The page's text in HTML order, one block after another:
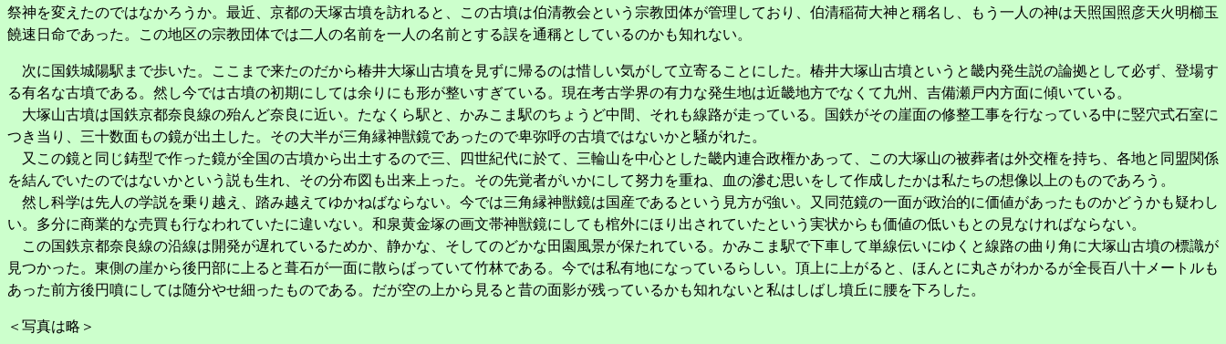
祭神を変えたのではなかろうか。最近、京都の天塚古墳を訪れると、この古墳は伯清教会という宗教団体が管理しており、伯清稲荷大神と稱名し、もう一人の神は天照国照彦天火明櫛玉
饒速日命であった。この地区の宗教団体では二人の名前を一人の名前とする誤を通稱としているのかも知れない。
次に国鉄城陽駅まで歩いた。ここまで来たのだから椿井大塚山古墳を見ずに帰るのは惜しい気がして立寄ることにした。椿井大塚山古墳というと畿内発生説の論拠として必ず、登場す
る有名な古墳である。然し今では古墳の初期にしては余りにも形が整いすぎている。現在考古学界の有力な発生地は近畿地方でなくて九州、吉備瀬戸内方面に傾いている。
大塚山古墳は国鉄京都奈良線の殆んど奈良に近い。たなくら駅と、かみこま駅のちょうど中間、それも線路が走っている。国鉄がその崖面の修整工事を行なっている中に竪穴式石室に
つき当り、三十数面もの鏡が出土した。その大半が三角縁神獣鏡であったので卑弥呼の古墳ではないかと騒がれた。
又この鏡と同じ鋳型で作った鏡が全国の古墳から出土するので三、四世紀代に於て、三輪山を中心とした畿内連合政権かあって、この大塚山の被葬者は外交権を持ち、各地と同盟関係
を結んでいたのではないかという説も生れ、その分布図も出来上った。その先覚者がいかにして努力を重ね、血の滲む思いをして作成したかは私たちの想像以上のものであろう。
然し科学は先人の学説を乗り越え、踏み越えてゆかねばならない。今では三角縁神獣鏡は国産であるという見方が強い。又同范鏡の一面が政治的に価値があったものかどうかも疑わし
い。多分に商業的な売買も行なわれていたに違いない。和泉黄金塚の画文帯神獣鏡にしても棺外にほり出されていたという実状からも価値の低いもとの見なければならない。
この国鉄京都奈良線の沿線は開発が遅れているためか、静かな、そしてのどかな田園風景が保たれている。かみこま駅で下車して単線伝いにゆくと線路の曲り角に大塚山古墳の標識が
見つかった。東側の崖から後円部に上ると葺石が一面に散らばっていて竹林である。今では私有地になっているらしい。頂上に上がると、ほんとに丸さがわかるが全長百八十メートルも
あった前方後円噴にしては随分やせ細ったものである。だが空の上から見ると昔の面影が残っているかも知れないと私はしばし墳丘に腰を下ろした。
＜写真は略＞